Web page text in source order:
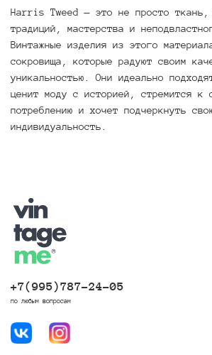
Harris Tweed — это не просто ткань,
традиций, мастерства и
Винтажные изделия из этого
сокровища, которые радуют своим
уникальностью. Они идеально
ценит моду с историей, стремится к
потреблению и хочет подчеркнуть
индивидуальность.
+7(995)787-24-05
по любым вопросам